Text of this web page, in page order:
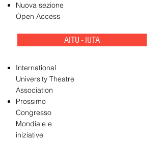
Nuova sezione
Open Access
AITU - IUTA
International
University Theatre
Association
Prossimo
Congresso
Mondiale e
iniziative